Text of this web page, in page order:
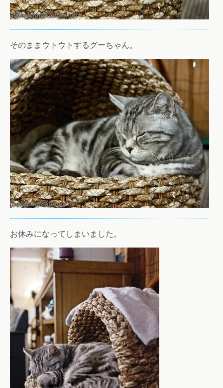
そのままウトウトするグーちゃん。
お休みになってしまいました。